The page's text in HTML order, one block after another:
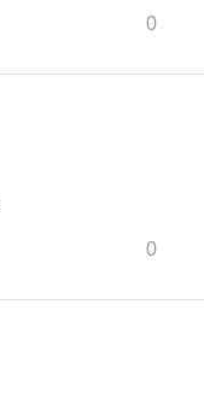
0
0